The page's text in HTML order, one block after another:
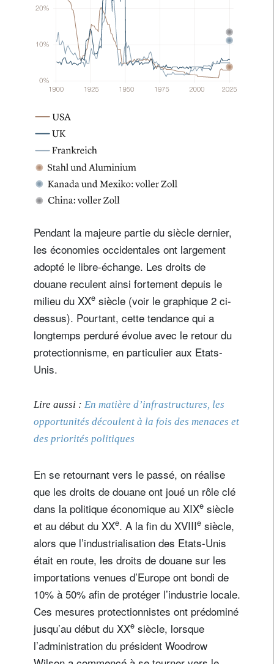
Pendant la majeure partie du siècle dernier,
les économies occidentales ont largement
adopté le libre-échange. Les droits de
douane reculent ainsi fortement depuis le
milieu du XXe siècle (voir le graphique 2 ci-
dessus). Pourtant, cette tendance qui a
longtemps perduré évolue avec le retour du
protectionnisme, en particulier aux Etats-
Unis.
Lire aussi : En matière d’infrastructures, les
opportunités découlent à la fois des menaces et
des priorités politiques
En se retournant vers le passé, on réalise
que les droits de douane ont joué un rôle clé
dans la politique économique au XIXe siècle
et au début du XXe. A la fin du XVIIIe siècle,
alors que l’industrialisation des Etats-Unis
était en route, les droits de douane sur les
importations venues d’Europe ont bondi de
10% à 50% afin de protéger l’industrie locale.
Ces mesures protectionnistes ont prédominé
jusqu’au début du XXe siècle, lorsque
l’administration du président Woodrow
S'inscrire à la newsletter
Email
Civilité Prénom
Nom